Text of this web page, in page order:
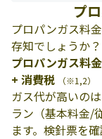
プ
プロパンガス料
存知でしょうか？
プロパンガス料
+ 消費税
（※1,2）
ガス代が高いの
ラン（基本料金/
ます。検針票を